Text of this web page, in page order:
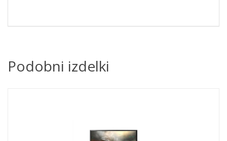
Podobni izdelki